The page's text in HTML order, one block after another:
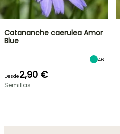
Catananche caerulea Amor
Blue
46
Desde2,90 €
Semillas